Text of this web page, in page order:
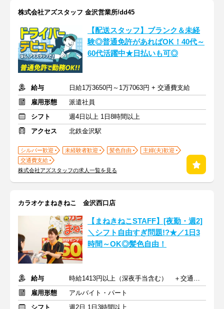
株式会社アズスタッフ 金沢営業所/dd45
【配送スタッフ】ブランク＆未経
験◎普通免許があればOK！40代～
60代活躍中★日払いも可◎
給与
日給1万3650円～1万7063円 + 交通費支給
雇用形態
派遣社員
シフト
週4日以上 1日8時間以上
アクセス
北鉄金沢駅
シルバー歓迎 未経験者歓迎 髪色自由
主婦(夫)歓迎
交通費支給
株式会社アズスタッフの求人一覧を見る
カラオケまねきねこ 金沢西口店
【まねきねこSTAFF】[夜勤・週2]
＼シフト自由すぎ問題!?★／1日3
時間～OK◎髪色自由！
給与
時給1413円以上（深夜手当含む） ＋交通費支給
雇用形態
アルバイト・パート
シフト
週2日 1日3時間以上